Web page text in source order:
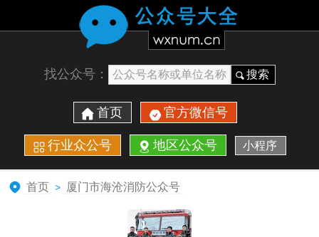
找公众号： 搜索
首页 官方微信号
行业众公号 地区公众号 小程序
首页 > 厦门市海沧消防公众号